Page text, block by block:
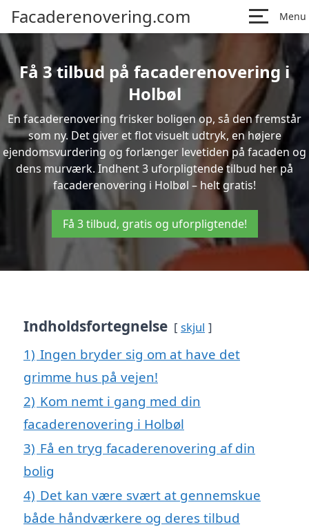
Facaderenovering.com Menu
Få 3 tilbud på facaderenovering i
Holbøl
En facaderenovering frisker boligen op, så den fremstår
som ny. Det giver et flot visuelt udtryk, en højere
ejendomsvurdering og forlænger levetiden på facaden og
dens murværk. Indhent 3 uforpligtende tilbud her på
facaderenovering i Holbøl – helt gratis!
Få 3 tilbud, gratis og uforpligtende!
Indholdsfortegnelse skjul
1) Ingen bryder sig om at have det
grimme hus på vejen!
2) Kom nemt i gang med din
facaderenovering i Holbøl
3) Få en tryg facaderenovering af din
bolig
4) Det kan være svært at gennemskue
både håndværkere og deres tilbud